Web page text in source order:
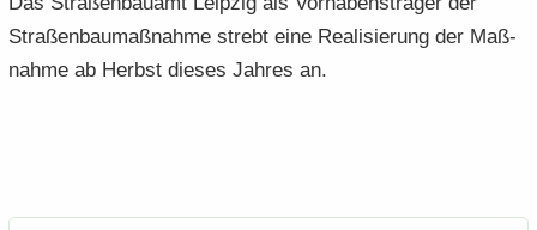
Stra­ßen­bau­maß­nah­me strebt eine Rea­li­sie­rung der Maß­
nah­me ab Herbst die­ses Jah­res an.